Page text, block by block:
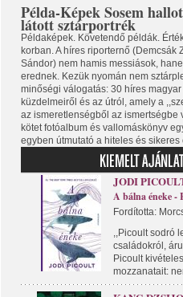
Példa-Képek Sosem
látott sztárportrék
Példaképek. Követendő példák.
korban. A híres riporternő (Demcsák
Sándor) nem hamis messiások,
erednek. Kezük nyomán nem
minőségi válogatás: 30 híres
küzdelmeiről és az útról, amely a
az ismeretlenségből az ismertségbe
kötet fotóalbum és vallomáskönyv
egyben útmutató a hiteles és sikeres
JODI
A bálna éneke -
Fordította:
,,Picoult sodró
családokról,
Picoult
mozzanatait: